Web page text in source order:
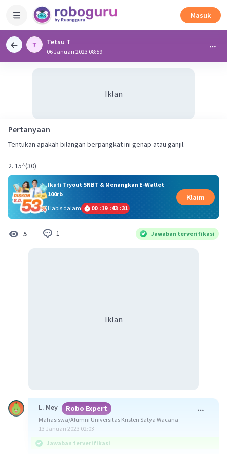
Masuk
Tetsu T
06 Januari 2023 08:59
Iklan
Pertanyaan
Tentukan apakah bilangan berpangkat ini genap atau ganjil.
2. 15^(30)
Ikuti Tryout SNBT & Menangkan E-Wallet
100rb
Habis dalam
00 :19 :43 :31
Klaim
5 1 Jawaban terverifikasi
Iklan
L. Mey Robo Expert
Mahasiswa/Alumni Universitas Kristen Satya Wacana
13 Januari 2023 02:03
Jawaban terverifikasi